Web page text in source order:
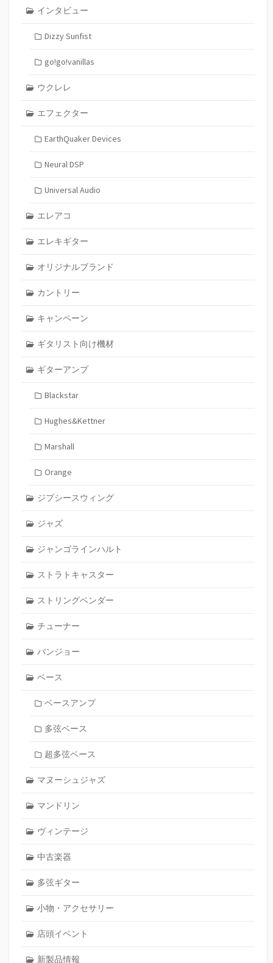
インタビュー
Dizzy Sunfist
go!go!vanillas
ウクレレ
エフェクター
EarthQuaker Devices
Neural DSP
Universal Audio
エレアコ
エレキギター
オリジナルブランド
カントリー
キャンペーン
ギタリスト向け機材
ギターアンプ
Blackstar
Hughes&Kettner
Marshall
Orange
ジプシースウィング
ジャズ
ジャンゴラインハルト
ストラトキャスター
ストリングベンダー
チューナー
バンジョー
ベース
ベースアンプ
多弦ベース
超多弦ベース
マヌーシュジャズ
マンドリン
ヴィンテージ
中古楽器
多弦ギター
小物・アクセサリー
店頭イベント
新製品情報